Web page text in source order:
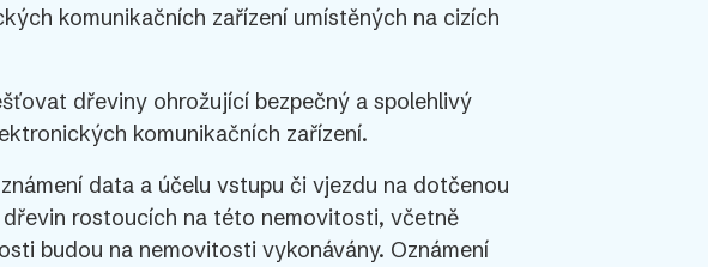
komunikačních zařízení umístěných na cizích
dřeviny ohrožující bezpečný a spolehlivý
komunikačních zařízení.
data a účelu vstupu či vjezdu na dotčenou
rostoucích na této nemovitosti, včetně
budou na nemovitosti vykonávány. Oznámení